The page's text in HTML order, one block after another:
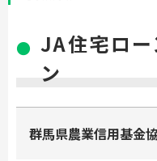
JA住宅ロ
ン
群馬県農業信用基金